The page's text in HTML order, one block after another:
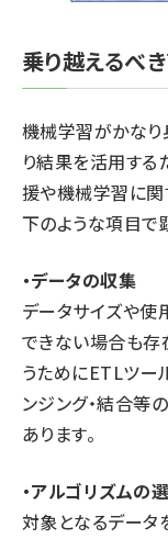
乗り越えるべ
機械学習がかなり
り結果を活用する
援や機械学習に関
下のような項目で
・データの収集
データサイズや使
できない場合も存
うためにETLツー
ンジング・結合等
あります。
・アルゴリズムの
対象となるデータ